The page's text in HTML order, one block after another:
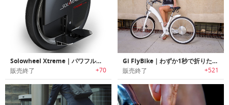
Solowheel Xtreme｜パワフルかつクールな電動一輪車
販売終了 +70
Gi FlyBike｜わずか1秒で折りたたみ可能な電動自転車「ギー・フライバイク」
販売終了 +521